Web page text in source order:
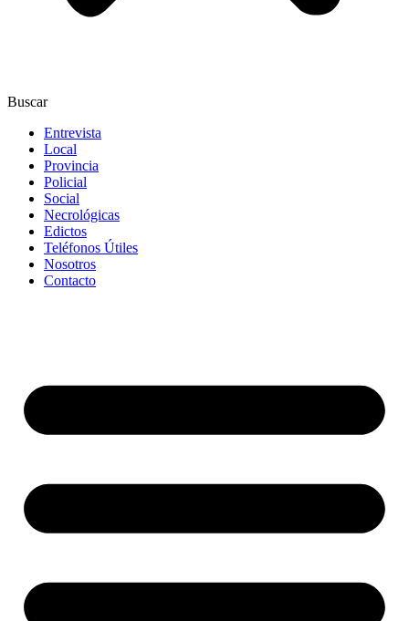
Buscar
Entrevista
Local
Provincia
Policial
Social
Necrológicas
Edictos
Teléfonos Útiles
Nosotros
Contacto